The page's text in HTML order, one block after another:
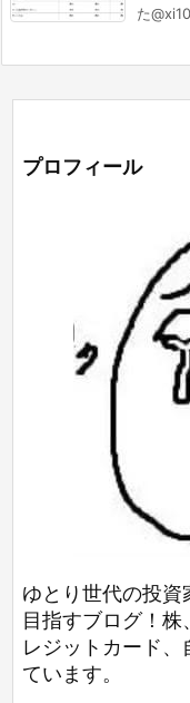
た
プロフィール
ゆとり世代の投資
目指すブログ！株
レジットカード
ています。